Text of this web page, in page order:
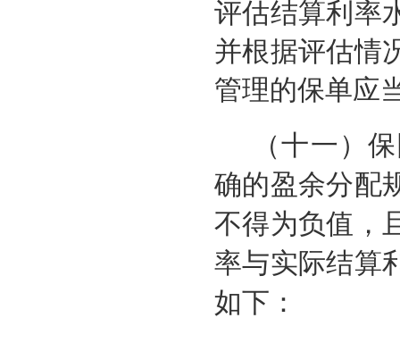
评估结算利率
并根据评估情
管理的保单应
（十一）
确的盈余分配
不得为负值，
率与实际结算
如下：